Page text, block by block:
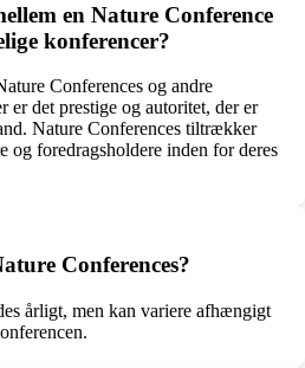
en Nature Conference
konferencer?
Conferences og andre
er det prestige og autoritet, der er
Nature Conferences tiltrækker
og foredragsholdere inden for deres
Conferences?
årligt, men kan variere afhængigt